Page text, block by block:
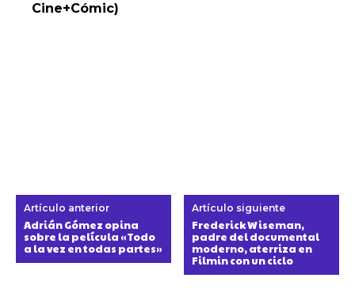
Cine+Cómic)
Artículo anterior
Adrián Gómez opina
sobre la película «Todo
a la vez en todas partes»
Artículo siguiente
Frederick Wiseman,
padre del documental
moderno, aterriza en
Filmin con un ciclo